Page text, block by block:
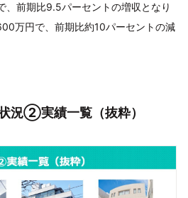
前期比9.5パーセントの増収となり
万円で、前期比約10パーセントの減
況②実績一覧（抜粋）